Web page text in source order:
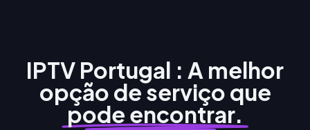
IPTV Portugal : A melhor
opção de serviço que
pode encontrar.